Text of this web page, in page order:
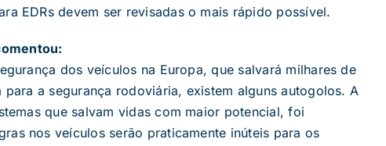
EDRs devem ser revisadas o mais rápido possível.
dos veículos na Europa, que salvará milhares de
a segurança rodoviária, existem alguns autogolos. A
que salvam vidas com maior potencial, foi
nos veículos serão praticamente inúteis para os